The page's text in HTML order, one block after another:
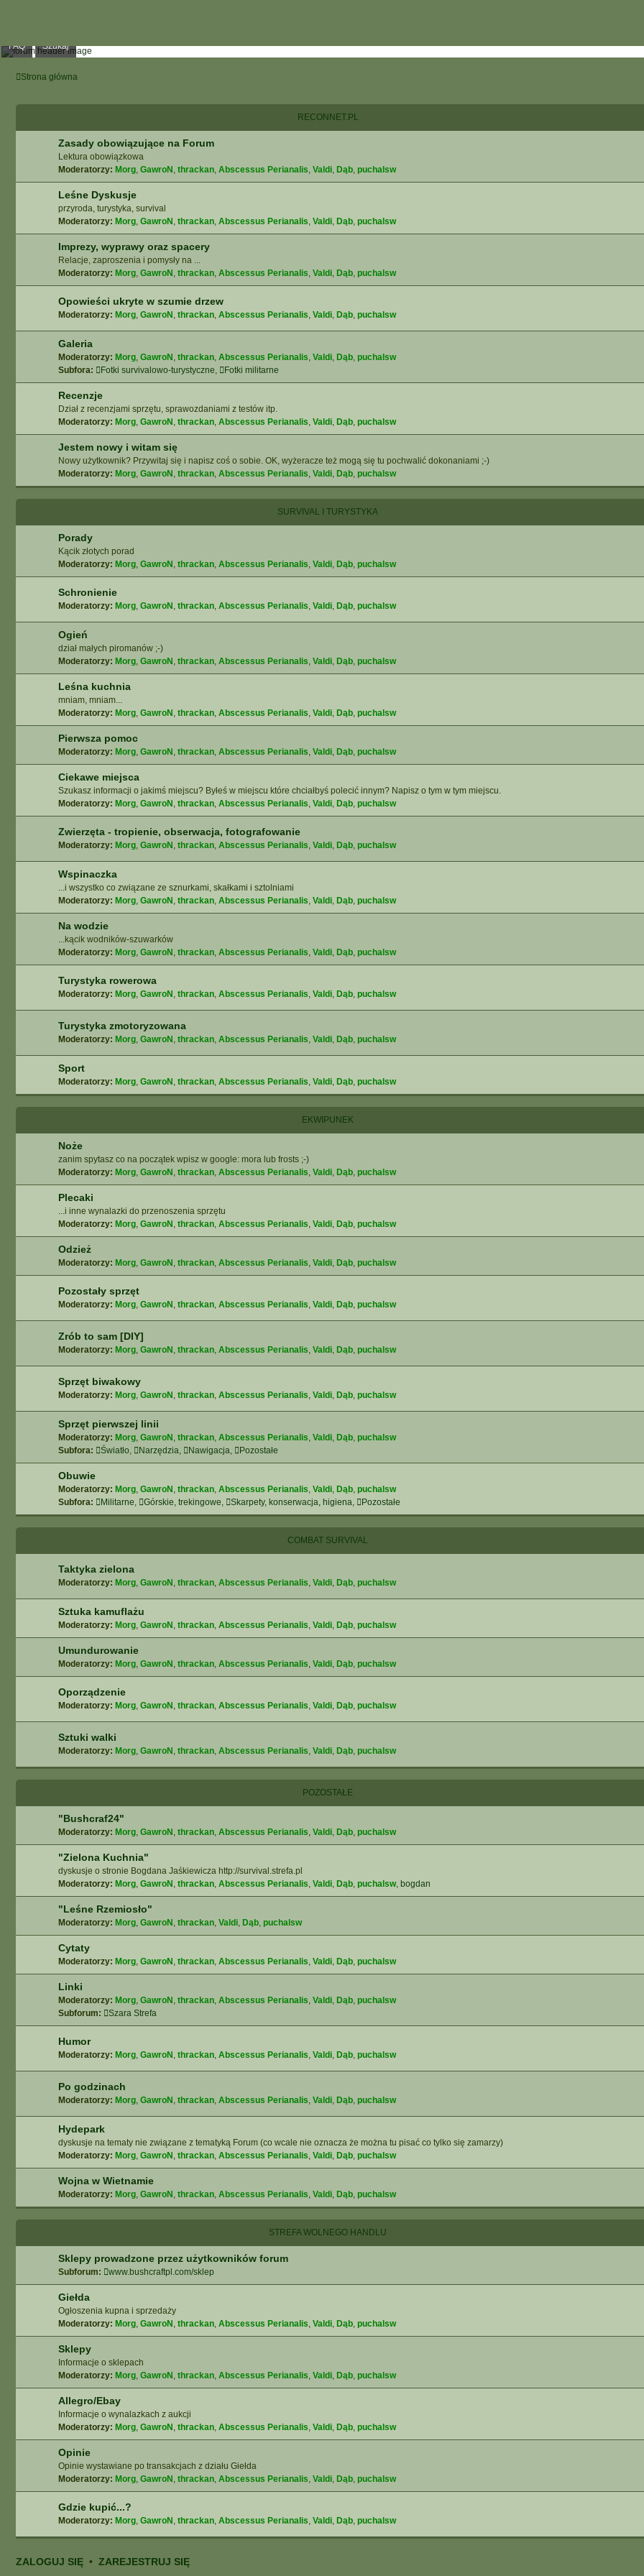
FAQ Szukaj
Strona główna
RECONNET.PL
Zasady obowiązujące na Forum
Lektura obowiązkowa
Moderatorzy: Morg, GawroN , thrackan, Abscessus Perianalis, Valdi, Dąb, puchalsw
Leśne Dyskusje
przyroda, turystyka, survival
Moderatorzy: Morg, GawroN , thrackan, Abscessus Perianalis, Valdi, Dąb, puchalsw
Imprezy, wyprawy oraz spacery
Relacje, zaproszenia i pomysły na ...
Moderatorzy: Morg, GawroN , thrackan, Abscessus Perianalis, Valdi, Dąb, puchalsw
Opowieści ukryte w szumie drzew
Moderatorzy: Morg, GawroN , thrackan, Abscessus Perianalis, Valdi, Dąb, puchalsw
Galeria
Moderatorzy: Morg, GawroN , thrackan, Abscessus Perianalis, Valdi, Dąb, puchalsw
Subfora:
Fotki survivalowo-turystyczne, Fotki militarne
Recenzje
Dział z recenzjami sprzętu, sprawozdaniami z testów itp.
Moderatorzy: Morg, GawroN , thrackan, Abscessus Perianalis, Valdi, Dąb, puchalsw
Jestem nowy i witam się
Nowy użytkownik? Przywitaj się i napisz coś o sobie. OK, wyżeracze też mogą się tu pochwalić dokonaniami ;-)
Moderatorzy: Morg, GawroN , thrackan, Abscessus Perianalis, Valdi, Dąb, puchalsw
SURVIVAL I TURYSTYKA
Porady
Kącik złotych porad
Moderatorzy: Morg, GawroN , thrackan, Abscessus Perianalis, Valdi, Dąb, puchalsw
Schronienie
Moderatorzy: Morg, GawroN , thrackan, Abscessus Perianalis, Valdi, Dąb, puchalsw
Ogień
dział małych piromanów ;-)
Moderatorzy: Morg, GawroN , thrackan, Abscessus Perianalis, Valdi, Dąb, puchalsw
Leśna kuchnia
mniam, mniam...
Moderatorzy: Morg, GawroN , thrackan, Abscessus Perianalis, Valdi, Dąb, puchalsw
Pierwsza pomoc
Moderatorzy: Morg, GawroN , thrackan, Abscessus Perianalis, Valdi, Dąb, puchalsw
Ciekawe miejsca
Szukasz informacji o jakimś miejscu? Byłeś w miejscu które chciałbyś polecić innym? Napisz o tym w tym miejscu.
Moderatorzy: Morg, GawroN , thrackan, Abscessus Perianalis, Valdi, Dąb, puchalsw
Zwierzęta - tropienie, obserwacja, fotografowanie
Moderatorzy: Morg, GawroN , thrackan, Abscessus Perianalis, Valdi, Dąb, puchalsw
Wspinaczka
...i wszystko co związane ze sznurkami, skałkami i sztolniami
Moderatorzy: Morg, GawroN , thrackan, Abscessus Perianalis, Valdi, Dąb, puchalsw
Na wodzie
...kącik wodników-szuwarków
Moderatorzy: Morg, GawroN , thrackan, Abscessus Perianalis, Valdi, Dąb, puchalsw
Turystyka rowerowa
Moderatorzy: Morg, GawroN , thrackan, Abscessus Perianalis, Valdi, Dąb, puchalsw
Turystyka zmotoryzowana
Moderatorzy: Morg, GawroN , thrackan, Abscessus Perianalis, Valdi, Dąb, puchalsw
Sport
Moderatorzy: Morg, GawroN , thrackan, Abscessus Perianalis, Valdi, Dąb, puchalsw
EKWIPUNEK
Noże
zanim spytasz co na początek wpisz w google: mora lub frosts ;-)
Moderatorzy: Morg, GawroN , thrackan, Abscessus Perianalis, Valdi, Dąb, puchalsw
Plecaki
...i inne wynalazki do przenoszenia sprzętu
Moderatorzy: Morg, GawroN , thrackan, Abscessus Perianalis, Valdi, Dąb, puchalsw
Odzież
Moderatorzy: Morg, GawroN , thrackan, Abscessus Perianalis, Valdi, Dąb, puchalsw
Pozostały sprzęt
Moderatorzy: Morg, GawroN , thrackan, Abscessus Perianalis, Valdi, Dąb, puchalsw
Zrób to sam [DIY]
Moderatorzy: Morg, GawroN , thrackan, Abscessus Perianalis, Valdi, Dąb, puchalsw
Sprzęt biwakowy
Moderatorzy: Morg, GawroN , thrackan, Abscessus Perianalis, Valdi, Dąb, puchalsw
Sprzęt pierwszej linii
Moderatorzy: Morg, GawroN , thrackan, Abscessus Perianalis, Valdi, Dąb, puchalsw
Subfora:
Światło, Narzędzia, Nawigacja, Pozostałe
Obuwie
Moderatorzy: Morg, GawroN , thrackan, Abscessus Perianalis, Valdi, Dąb, puchalsw
Subfora:
Militarne, Górskie, trekingowe, Skarpety, konserwacja, higiena, Pozostałe
COMBAT SURVIVAL
Taktyka zielona
Moderatorzy: Morg, GawroN , thrackan, Abscessus Perianalis, Valdi, Dąb, puchalsw
Sztuka kamuflażu
Moderatorzy: Morg, GawroN , thrackan, Abscessus Perianalis, Valdi, Dąb, puchalsw
Umundurowanie
Moderatorzy: Morg, GawroN , thrackan, Abscessus Perianalis, Valdi, Dąb, puchalsw
Oporządzenie
Moderatorzy: Morg, GawroN , thrackan, Abscessus Perianalis, Valdi, Dąb, puchalsw
Sztuki walki
Moderatorzy: Morg, GawroN , thrackan, Abscessus Perianalis, Valdi, Dąb, puchalsw
POZOSTAŁE
"Bushcraf24"
Moderatorzy: Morg, GawroN , thrackan, Abscessus Perianalis, Valdi, Dąb, puchalsw
"Zielona Kuchnia"
dyskusje o stronie Bogdana Jaśkiewicza http://survival.strefa.pl
Moderatorzy: Morg, GawroN , thrackan, Abscessus Perianalis, Valdi, Dąb, puchalsw, bogdan
"Leśne Rzemiosło"
Moderatorzy: Morg, GawroN , thrackan, Valdi, Dąb, puchalsw
Cytaty
Moderatorzy: Morg, GawroN , thrackan, Abscessus Perianalis, Valdi, Dąb, puchalsw
Linki
Moderatorzy: Morg, GawroN , thrackan, Abscessus Perianalis, Valdi, Dąb, puchalsw
Subforum:
Szara Strefa
Humor
Moderatorzy: Morg, GawroN , thrackan, Abscessus Perianalis, Valdi, Dąb, puchalsw
Po godzinach
Moderatorzy: Morg, GawroN , thrackan, Abscessus Perianalis, Valdi, Dąb, puchalsw
Hydepark
dyskusje na tematy nie związane z tematyką Forum (co wcale nie oznacza że można tu pisać co tylko się zamarzy)
Moderatorzy: Morg, GawroN , thrackan, Abscessus Perianalis, Valdi, Dąb, puchalsw
Wojna w Wietnamie
Moderatorzy: Morg, GawroN , thrackan, Abscessus Perianalis, Valdi, Dąb, puchalsw
STREFA WOLNEGO HANDLU
Sklepy prowadzone przez użytkowników forum
Subforum: www.bushcraftpl.com/sklep
Giełda
Ogłoszenia kupna i sprzedaży
Moderatorzy: Morg, GawroN , thrackan, Abscessus Perianalis, Valdi, Dąb, puchalsw
Sklepy
Informacje o sklepach
Moderatorzy: Morg, GawroN , thrackan, Abscessus Perianalis, Valdi, Dąb, puchalsw
Allegro/Ebay
Informacje o wynalazkach z aukcji
Moderatorzy: Morg, GawroN , thrackan, Abscessus Perianalis, Valdi, Dąb, puchalsw
Opinie
Opinie wystawiane po transakcjach z działu Giełda
Moderatorzy: Morg, GawroN , thrackan, Abscessus Perianalis, Valdi, Dąb, puchalsw
Gdzie kupić...?
Moderatorzy: Morg, GawroN , thrackan, Abscessus Perianalis, Valdi, Dąb, puchalsw
ZALOGUJ SIĘ • ZAREJESTRUJ SIĘ